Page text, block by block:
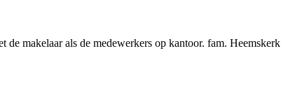
de makelaar als de medewerkers op kantoor. fam. Heemskerk